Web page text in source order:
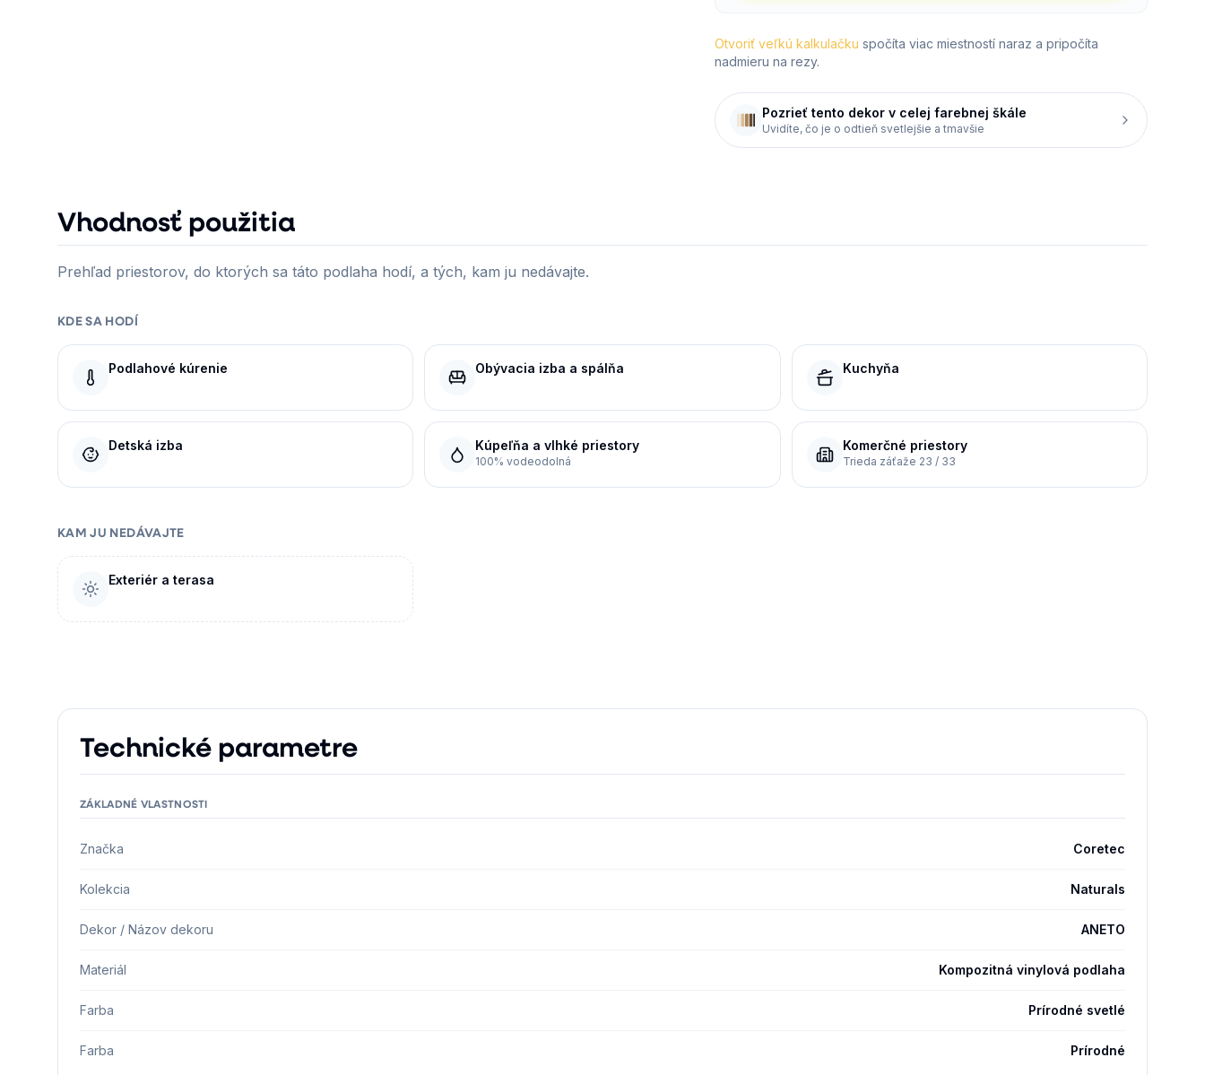
Otvoriť veľkú kalkulačku spočíta viac miestností naraz a pripočíta
nadmieru na rezy.
Pozrieť tento dekor v celej farebnej škále
Uvidíte, čo je o odtieň svetlejšie a tmavšie
Vhodnosť použitia
Prehľad priestorov, do ktorých sa táto podlaha hodí, a tých, kam ju nedávajte.
KDE SA HODÍ
Podlahové kúrenie Obývacia izba a spálňa Kuchyňa
Detská izba Kúpeľňa a vlhké priestory
100% vodeodolná
Komerčné priestory
Trieda záťaže 23 / 33
KAM JU NEDÁVAJTE
Exteriér a terasa
Technické parametre
ZÁKLADNÉ VLASTNOSTI
Značka Coretec
Kolekcia Naturals
Dekor / Názov dekoru ANETO
Materiál Kompozitná vinylová podlaha
Farba Prírodné svetlé
Farba Prírodné